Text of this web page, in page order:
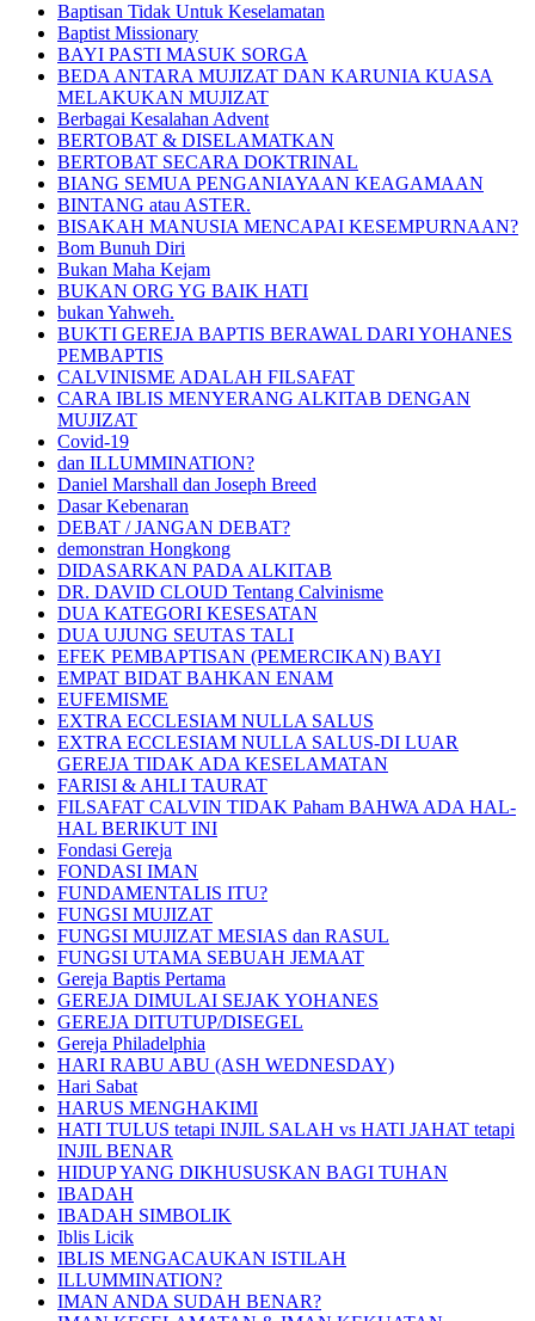
Baptisan Tidak Untuk Keselamatan
Baptist Missionary
BAYI PASTI MASUK SORGA
BEDA ANTARA MUJIZAT DAN KARUNIA KUASA
MELAKUKAN MUJIZAT
Berbagai Kesalahan Advent
BERTOBAT & DISELAMATKAN
BERTOBAT SECARA DOKTRINAL
BIANG SEMUA PENGANIAYAAN KEAGAMAAN
BINTANG atau ASTER.
BISAKAH MANUSIA MENCAPAI KESEMPURNAAN?
Bom Bunuh Diri
Bukan Maha Kejam
BUKAN ORG YG BAIK HATI
bukan Yahweh.
BUKTI GEREJA BAPTIS BERAWAL DARI YOHANES
PEMBAPTIS
CALVINISME ADALAH FILSAFAT
CARA IBLIS MENYERANG ALKITAB DENGAN
MUJIZAT
Covid-19
dan ILLUMMINATION?
Daniel Marshall dan Joseph Breed
Dasar Kebenaran
DEBAT / JANGAN DEBAT?
demonstran Hongkong
DIDASARKAN PADA ALKITAB
DR. DAVID CLOUD Tentang Calvinisme
DUA KATEGORI KESESATAN
DUA UJUNG SEUTAS TALI
EFEK PEMBAPTISAN (PEMERCIKAN) BAYI
EMPAT BIDAT BAHKAN ENAM
EUFEMISME
EXTRA ECCLESIAM NULLA SALUS
EXTRA ECCLESIAM NULLA SALUS-DI LUAR
GEREJA TIDAK ADA KESELAMATAN
FARISI & AHLI TAURAT
FILSAFAT CALVIN TIDAK Paham BAHWA ADA HAL-
HAL BERIKUT INI
Fondasi Gereja
FONDASI IMAN
FUNDAMENTALIS ITU?
FUNGSI MUJIZAT
FUNGSI MUJIZAT MESIAS dan RASUL
FUNGSI UTAMA SEBUAH JEMAAT
Gereja Baptis Pertama
GEREJA DIMULAI SEJAK YOHANES
GEREJA DITUTUP/DISEGEL
Gereja Philadelphia
HARI RABU ABU (ASH WEDNESDAY)
Hari Sabat
HARUS MENGHAKIMI
HATI TULUS tetapi INJIL SALAH vs HATI JAHAT tetapi
INJIL BENAR
HIDUP YANG DIKHUSUSKAN BAGI TUHAN
IBADAH
IBADAH SIMBOLIK
Iblis Licik
IBLIS MENGACAUKAN ISTILAH
ILLUMMINATION?
IMAN ANDA SUDAH BENAR?